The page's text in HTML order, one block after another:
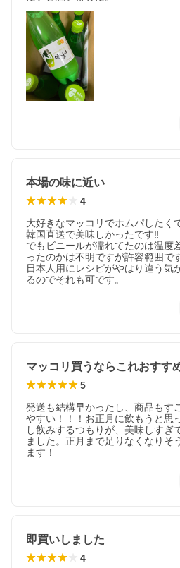
本場の味に近い
4
大好きなマッコリでホムパしたく
韓国直送で美味しかったです‼︎
でもビニールが濡れてたのは温度
ったのかは不明ですが許容範囲で
日本人用にレシピがやはり違う気
るのでそれも可です。
マッコリ買うならこれおすす
5
発送も結構早かったし、商品もす
やすい！！！お正月に飲もうと思
し飲みするつもりが、美味しすぎ
ました。正月まで足りなくなりそ
ます！
即買いしました
4